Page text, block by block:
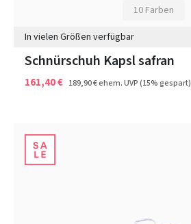
10 Farben
In vielen Größen verfügbar
Schnürschuh Kapsl safran
161,40 € 189,90 €ehem. UVP(15% gespart)